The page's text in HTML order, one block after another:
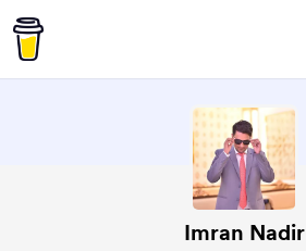
Imran Nadir